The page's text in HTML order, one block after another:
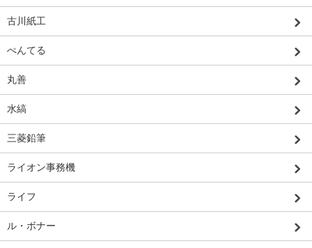
古川紙工
ぺんてる
丸善
水縞
三菱鉛筆
ライオン事務機
ライフ
ル・ボナー